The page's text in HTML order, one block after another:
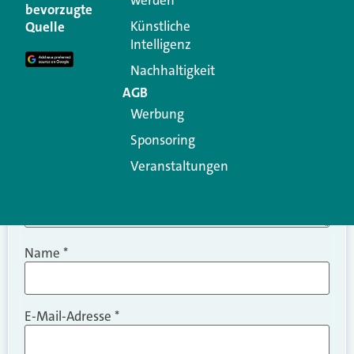
Ihre E-Mail-Adresse wird nicht veröffentlicht.
Erforderliche Felder sind mit
Kommentar
Name *
E-Mail-Adresse *
bevorzugte
Quelle
Künstliche
Intelligenz
Nachhaltigkeit
AGB
Werbung
Sponsoring
Veranstaltungen